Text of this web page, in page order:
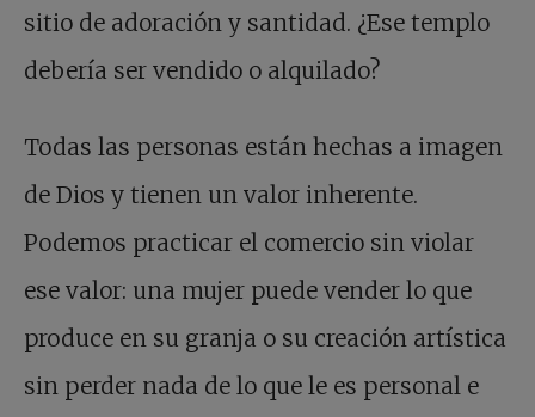
sitio de adoración y santidad. ¿Ese templo
debería ser vendido o alquilado?
Todas las personas están hechas a imagen
de Dios y tienen un valor inherente.
Podemos practicar el comercio sin violar
ese valor: una mujer puede vender lo que
produce en su granja o su creación artística
sin perder nada de lo que le es personal e